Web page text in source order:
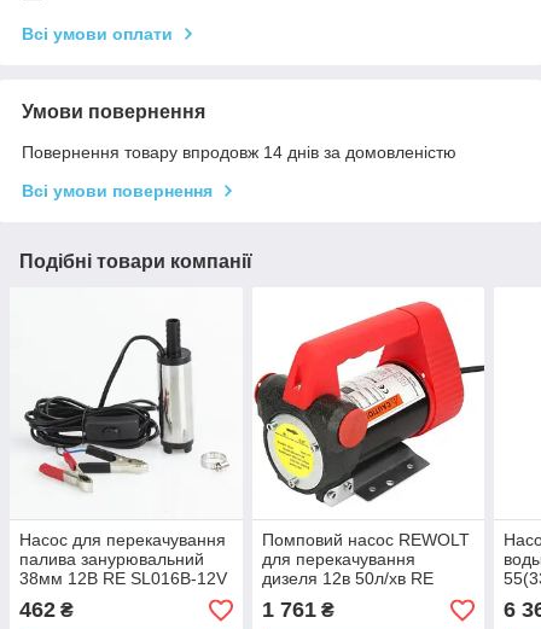
Всі умови оплати
Умови повернення
Повернення товару впродовж 14 днів за домовленістю
Всі умови повернення
Подібні товари компанії
Насос для перекачування
палива занурювальний
38мм 12В RE SL016B-12V
REWOLT
462 ₴
Помповий насос REWOLT
для перекачування
дизеля 12в 50л/хв RE
SL001-12V
1 761₴ 6